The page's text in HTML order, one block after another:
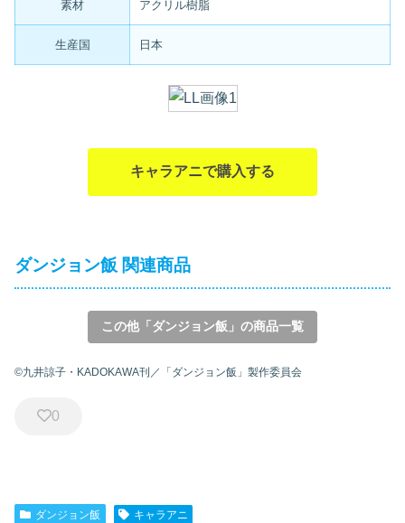
素材 アクリル樹脂
生産国 日本
キャラアニで購入する
ダンジョン飯 関連商品
この他「ダンジョン飯」の商品一覧
©九井諒子・KADOKAWA刊／「ダンジョン飯」製作委員会
0
ダンジョン飯 キャラアニ